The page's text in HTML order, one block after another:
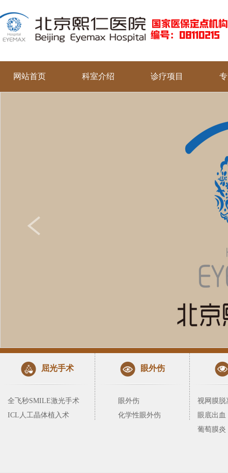
网站首页 科室介绍 诊疗项目
屈光手术
全飞秒SMILE激光手术
ICL人工晶体植入术
眼外伤
眼外伤
化学性眼外伤
视网膜脱
眼底出血
葡萄膜炎